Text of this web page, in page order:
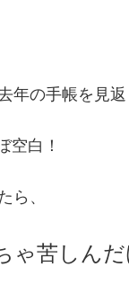
年の手帳を見返
白！
ら、
ゃ苦しんだ